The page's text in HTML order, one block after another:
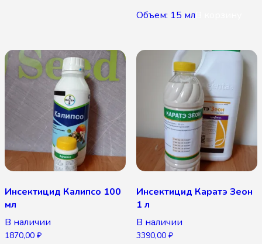
Объем: 15 мл
Инсектицид Калипсо 100
мл
В наличии
1870,00 ₽
Инсектицид Каратэ Зеон
1 л
В наличии
3390,00 ₽